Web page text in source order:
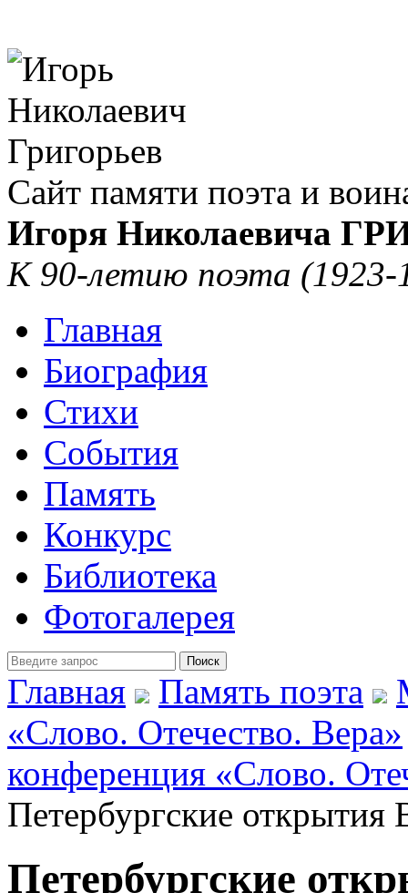
Сайт памяти поэта и
Игоря Николаевича
К 90-летию поэта (1923-
Главная
Биография
Стихи
События
Память
Конкурс
Библиотека
Фотогалерея
Главная
Память поэта
«Слово. Отечество. Вера»
конференция «Слово.
Петербургские
Петербургские